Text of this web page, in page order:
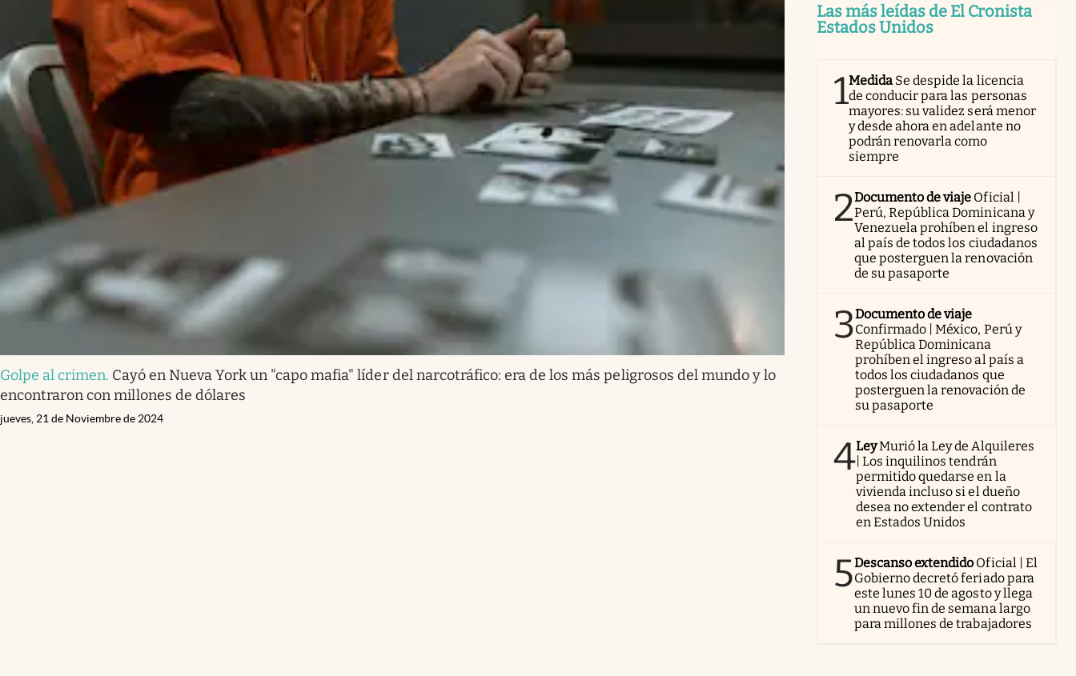
Golpe al crimen. Cayó en Nueva York un "capo mafia" líder del narcotráfico: era de los más peligrosos del mundo y lo
encontraron con millones de dólares
jueves, 21 de Noviembre de 2024
Las más leídas de El Cronista
Estados Unidos
1Medida Se despide la licencia
de conducir para las personas
mayores: su validez será menor
y desde ahora en adelante no
podrán renovarla como
siempre
2Documento de viaje Oficial |
Perú, República Dominicana y
Venezuela prohíben el ingreso
al país de todos los ciudadanos
que posterguen la renovación
de su pasaporte
3Documento de viaje
Confirmado | México, Perú y
República Dominicana
prohíben el ingreso al país a
todos los ciudadanos que
posterguen la renovación de
su pasaporte
4LeyMurió la Ley de Alquileres
| Los inquilinos tendrán
permitido quedarse en la
vivienda incluso si el dueño
desea no extender el contrato
en Estados Unidos
5Descanso extendido Oficial | El
Gobierno decretó feriado para
este lunes 10 de agosto y llega
un nuevo fin de semana largo
para millones de trabajadores